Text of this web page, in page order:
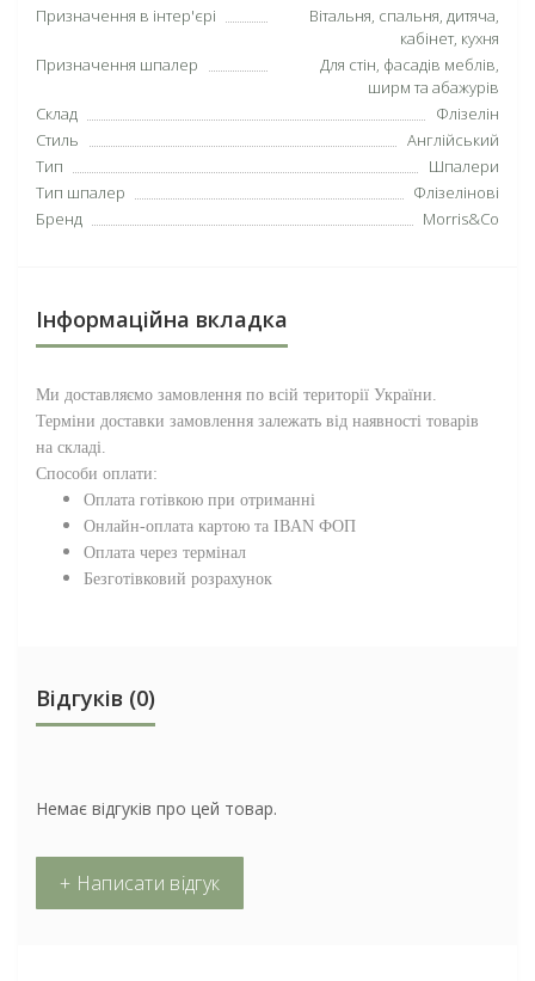
Призначення в інтер'єрі
Вітальня, спальня, дитяча,
кабінет, кухня
Призначення шпалер
Для стін, фасадів меблів,
ширм та абажурів
Склад
Флізелін
Стиль
Англійський
Тип
Шпалери
Тип шпалер
Флізелінові
Бренд
Morris&Co
Інформаційна вкладка
Ми доставляємо замовлення по всій території України.
Терміни доставки замовлення залежать від наявності товарів
на складі.
Способи оплати:
Оплата готівкою при отриманні
Онлайн-оплата картою та IBAN ФОП
Оплата через термінал
Безготівковий розрахунок
Відгуків (0)
Немає відгуків про цей товар.
+ Написати відгук